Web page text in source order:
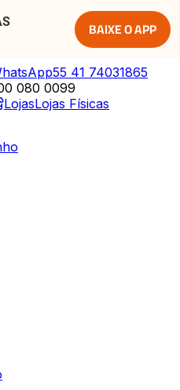
BAIXE O APP
55 41 74031865
080 0099
LojasLojas Físicas